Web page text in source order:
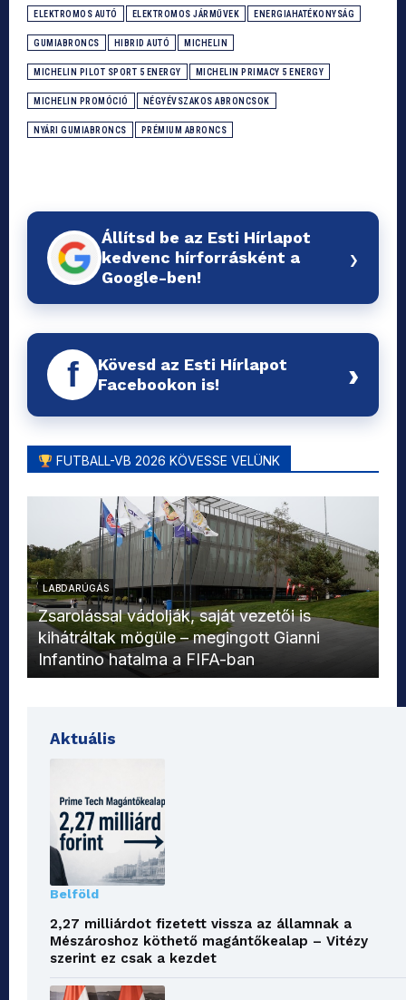
ELEKTROMOS AUTÓ ELEKTROMOS JÁRMŰVEK ENERGIAHATÉKONYSÁG
GUMIABRONCS HIBRID AUTÓ MICHELIN
MICHELIN PILOT SPORT 5 ENERGY MICHELIN PRIMACY 5 ENERGY
MICHELIN PROMÓCIÓ NÉGYÉVSZAKOS ABRONCSOK
NYÁRI GUMIABRONCS PRÉMIUM ABRONCS
Állítsd be az Esti Hírlapot
kedvenc hírforrásként a
Google-ben!
›
f
Kövesd az Esti Hírlapot
Facebookon is!
›
FUTBALL-VB 2026 KÖVESSE VELÜNK
LABDARÚGÁS
Zsarolással vádolják, saját vezetői is
kihátráltak mögüle – megingott Gianni
Infantino hatalma a FIFA-ban
Aktuális
Belföld
2,27 milliárdot fizetett vissza az államnak a
Mészároshoz köthető magántőkealap – Vitézy
szerint ez csak a kezdet